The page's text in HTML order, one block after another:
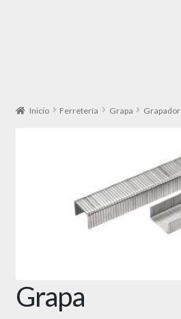
Inicio Ferretería Grapa
Grapa